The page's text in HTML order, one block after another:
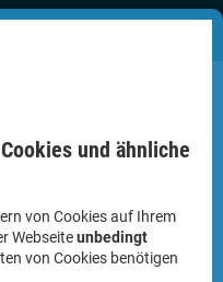
das „Herbstmahl“
und ähnliche
von Cookies auf Ihrem
Webseiteunbedingt
von Cookies benötigen